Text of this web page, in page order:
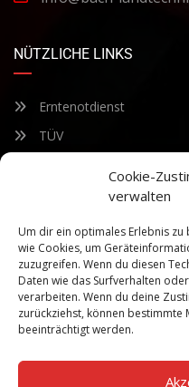
Cookie-
verwalten
Um dir ein optimales Erlebnis
wie Cookies, um
zuzugreifen. Wenn du diesen
Daten wie das Surfverhalten
verarbeiten. Wenn du deine
zurückziehst, können bestimmte
beeinträchtigt werden.
NÜTZLICHE LINKS
Erntenotdienst
TÜV
Bleiben Sie auf dem
weiterentwickelnden
Geben Sie Ihre E-Mail-
Newsletter.